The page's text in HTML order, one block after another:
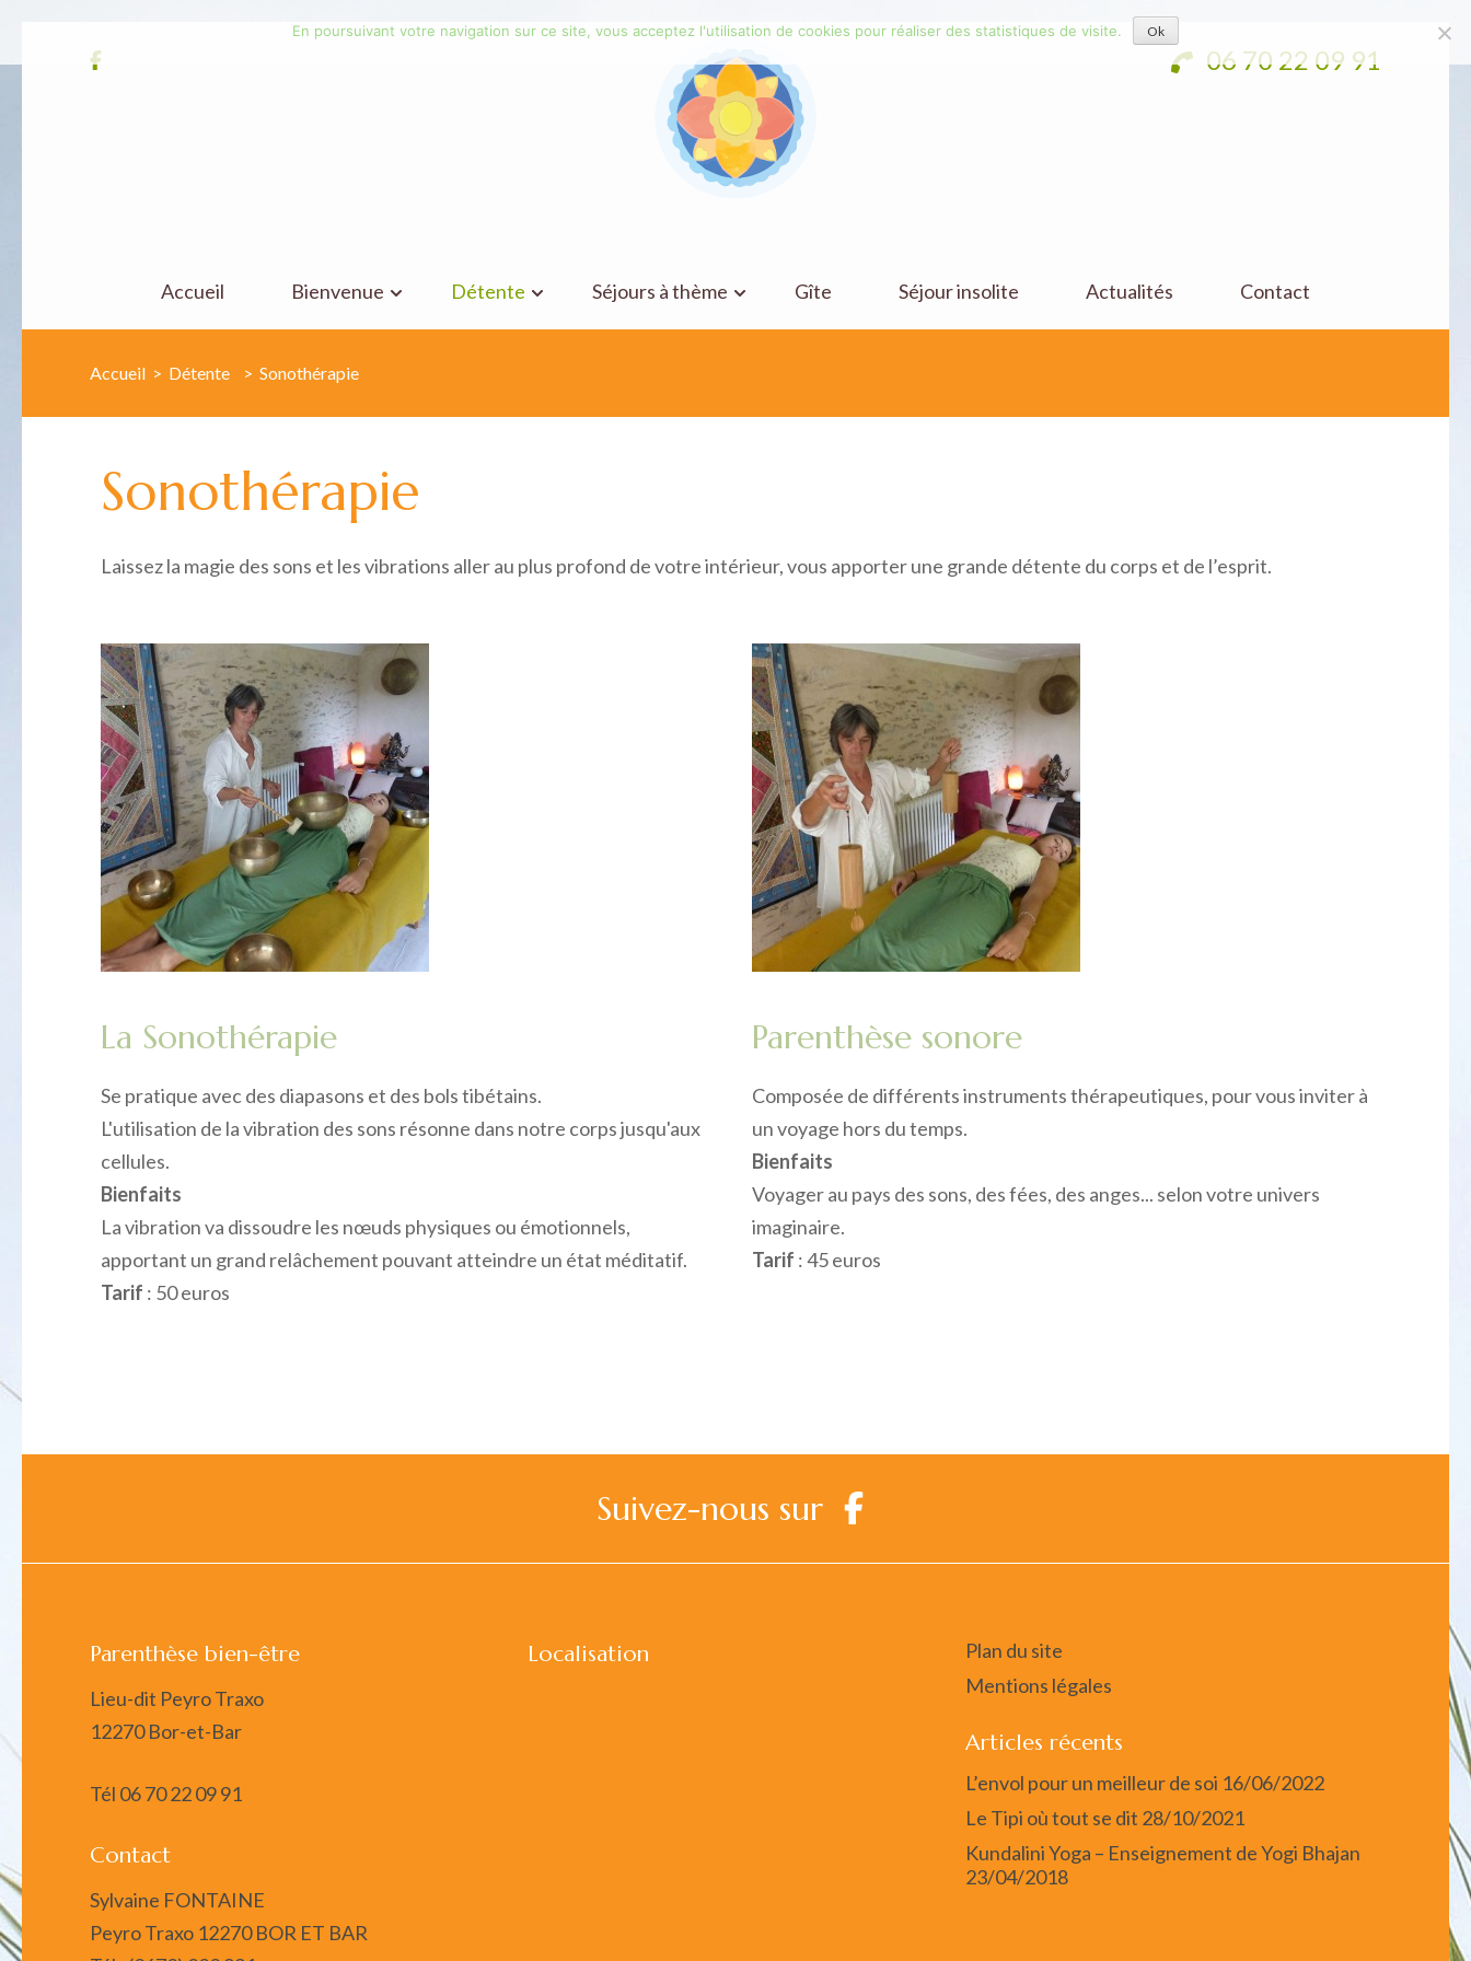
au
06 70 22 09 91
Accueil Bienvenue Détente Séjours à thème Gîte Séjour insolite Actualités Contact
Accueil > Détente > Sonothérapie
Sonothérapie
Laissez la magie des sons et les vibrations aller au plus profond de votre intérieur, vous apporter une grande détente du corps et de l’esprit.
La Sonothérapie
Se pratique avec des diapasons et des bols tibétains.
L'utilisation de la vibration des sons résonne dans notre corps jusqu'aux
cellules.
Bienfaits
La vibration va dissoudre les nœuds physiques ou émotionnels,
apportant un grand relâchement pouvant atteindre un état méditatif.
Tarif : 50 euros
Parenthèse sonore
Composée de différents instruments thérapeutiques, pour vous inviter à
un voyage hors du temps.
Bienfaits
Voyager au pays des sons, des fées, des anges... selon votre univers
imaginaire.
Tarif : 45 euros
Suivez-nous sur
Parenthèse bien-être
Lieu-dit Peyro Traxo
12270 Bor-et-Bar
Tél 06 70 22 09 91
Contact
Sylvaine FONTAINE
Peyro Traxo 12270 BOR ET BAR
Localisation
Plan du site
Mentions légales
Articles récents
L’envol pour un meilleur de soi 16/06/2022
Le Tipi où tout se dit 28/10/2021
Kundalini Yoga – Enseignement de Yogi Bhajan
23/04/2018
En poursuivant votre navigation sur ce site, vous acceptez l'utilisation de cookies pour réaliser des statistiques de visite. Ok